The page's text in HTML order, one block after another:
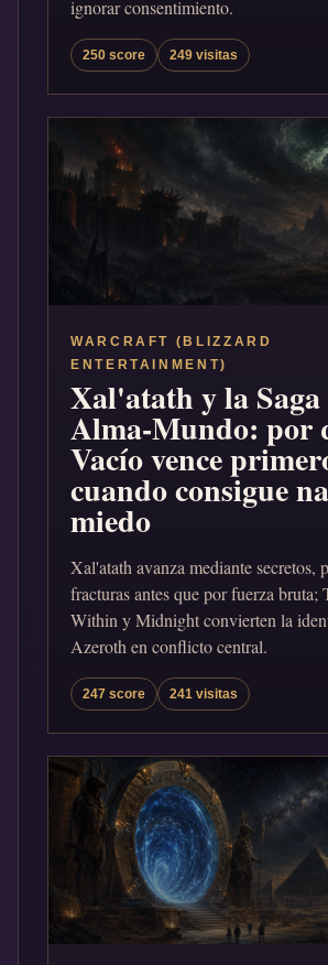
ignorar consentimiento.
250 score 249 visitas
WARCRAFT (BLIZZARD
ENTERTAINMENT)
Xal'atath y la Saga
Alma-Mundo: por
Vacío vence
cuando consigue
miedo
Xal'atath avanza mediante secretos,
fracturas antes que por fuerza bruta;
Within y Midnight convierten la
Azeroth en conflicto central.
247 score 241 visitas